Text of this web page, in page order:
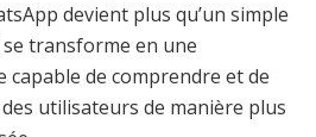
devient plus qu’un simple
transforme en une
de comprendre et de
utilisateurs de manière plus